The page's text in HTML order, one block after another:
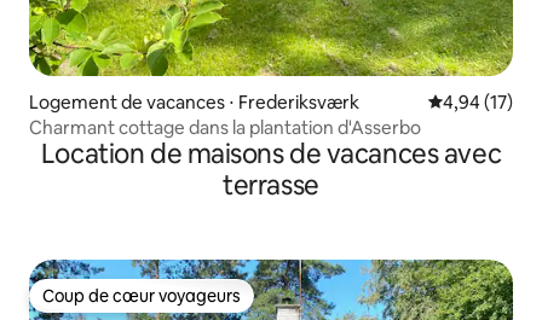
Logement de vacances ⋅ Frederiksværk Évaluation
4,94 (17)
Charmant cottage dans la plantation d'Asserbo
Location de maisons de vacances avec
terrasse
Coup de cœur voyageurs
Coup de cœur voyageurs